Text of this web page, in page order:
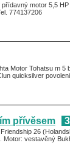
motor 5,5
774137206
Motor Tohatsu m
quicksilver
přívěsem
26
Motor: vestavěný